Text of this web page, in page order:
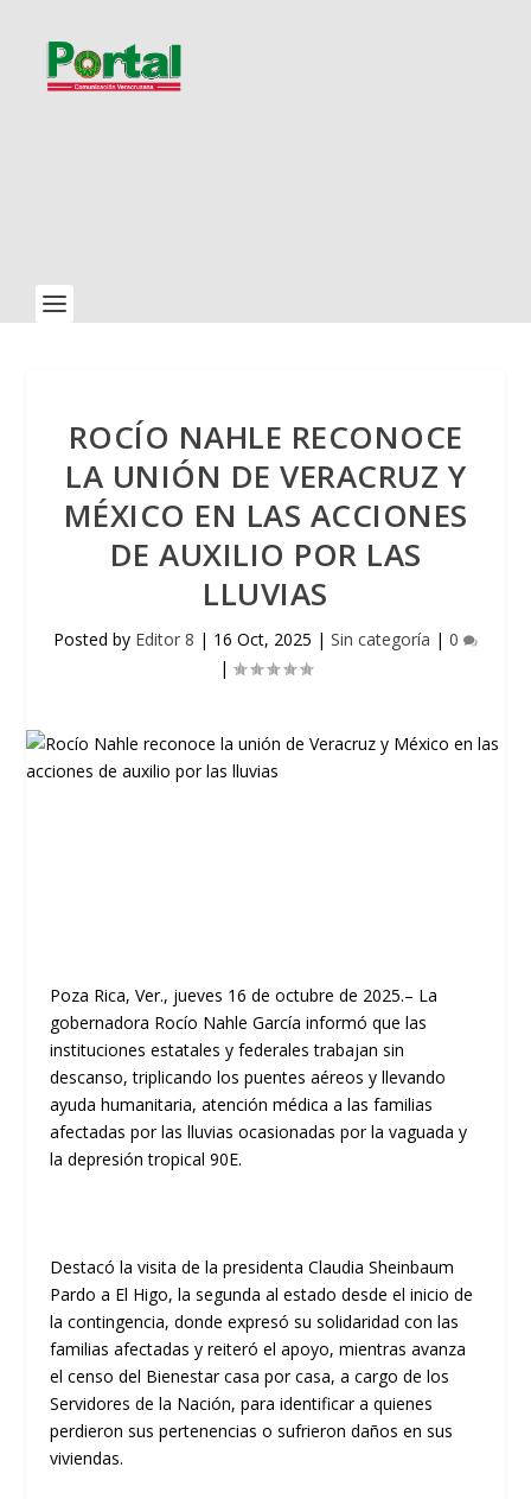
ROCÍO NAHLE RECONOCE
LA UNIÓN DE VERACRUZ Y
MÉXICO EN LAS ACCIONES
DE AUXILIO POR LAS
LLUVIAS
Posted by Editor 8 | 16 Oct, 2025 | Sin categoría | 0
|
Poza Rica, Ver., jueves 16 de octubre de 2025.– La
gobernadora Rocío Nahle García informó que las
instituciones estatales y federales trabajan sin
descanso, triplicando los puentes aéreos y llevando
ayuda humanitaria, atención médica a las familias
afectadas por las lluvias ocasionadas por la vaguada y
la depresión tropical 90E.
Destacó la visita de la presidenta Claudia Sheinbaum
Pardo a El Higo, la segunda al estado desde el inicio de
la contingencia, donde expresó su solidaridad con las
familias afectadas y reiteró el apoyo, mientras avanza
el censo del Bienestar casa por casa, a cargo de los
Servidores de la Nación, para identificar a quienes
perdieron sus pertenencias o sufrieron daños en sus
viviendas.